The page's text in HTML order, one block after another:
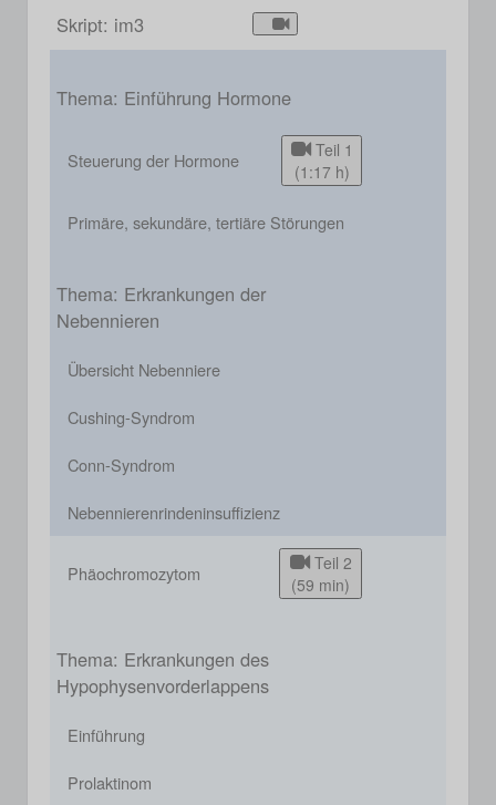
Skript: im3
Thema: Einführung Hormone
Steuerung der Hormone
Teil 1
(1:17 h)
Primäre, sekundäre, tertiäre Störungen
Thema: Erkrankungen der
Nebennieren
Übersicht Nebenniere
Cushing-Syndrom
Conn-Syndrom
Nebennierenrindeninsuffizienz
Phäochromozytom
Teil 2
(59 min)
Thema: Erkrankungen des
Hypophysenvorderlappens
Einführung
Prolaktinom